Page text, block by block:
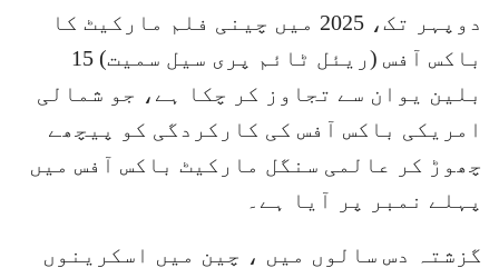
دوپہر تک، 2025 میں چینی فلم مارکیٹ کا
باکس آفس (ریئل ٹائم پری سیل سمیت) 15
بلین یوان سے تجاوز کر چکا ہے، جو شمالی
امریکی باکس آفس کی کارکردگی کو پیچھے
چھوڑ کر عالمی سنگل مارکیٹ باکس آفس میں
پہلے نمبر پر آیا ہے۔
گزشتہ دس سالوں میں ، چین میں اسکرینوں